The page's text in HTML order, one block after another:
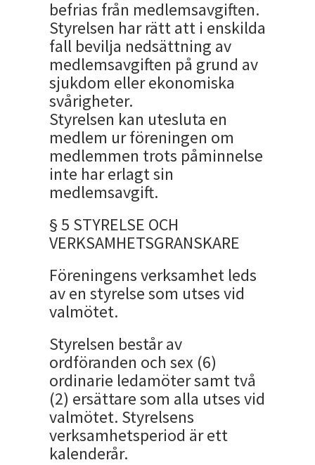
befrias från medlemsavgiften.
Styrelsen har rätt att i enskilda
fall bevilja nedsättning av
medlemsavgiften på grund av
sjukdom eller ekonomiska
svårigheter.
Styrelsen kan utesluta en
medlem ur föreningen om
medlemmen trots påminnelse
inte har erlagt sin
medlemsavgift.
§ 5 STYRELSE OCH
VERKSAMHETSGRANSKARE
Föreningens verksamhet leds
av en styrelse som utses vid
valmötet.
Styrelsen består av
ordföranden och sex (6)
ordinarie ledamöter samt två
(2) ersättare som alla utses vid
valmötet. Styrelsens
verksamhetsperiod är ett
kalenderår.